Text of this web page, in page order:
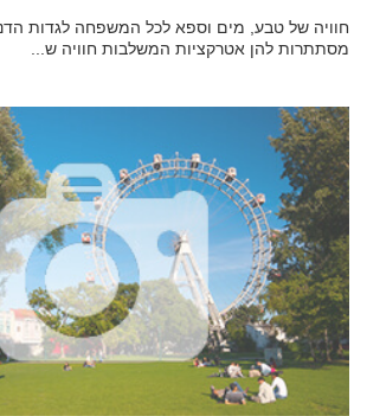
חוויה של טבע, מים וספא לכל המשפחה לגדות
מסתתרות להן אטרקציות המשלבות חוויה ש...